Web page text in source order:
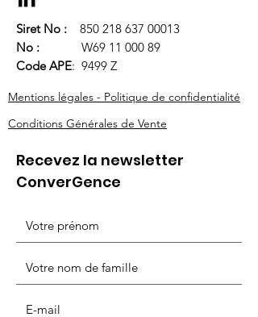
Siret No : 850 218 637 00013
No :
W69 11 000 89
Code APE: 9499 Z
Mentions légales - Politique de confidentialité
Conditions Générales de Vente
Recevez la newsletter
ConverGence